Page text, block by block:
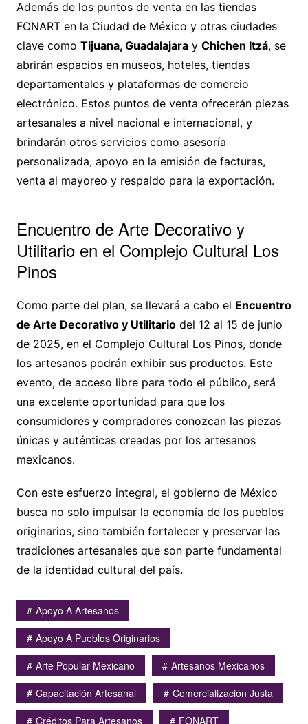
Además de los puntos de venta en las tiendas
FONART en la Ciudad de México y otras ciudades
clave como Tijuana, Guadalajaray Chichen Itzá, se
abrirán espacios en museos, hoteles, tiendas
departamentales y plataformas de comercio
electrónico. Estos puntos de venta ofrecerán piezas
artesanales a nivel nacional e internacional, y
brindarán otros servicios como asesoría
personalizada, apoyo en la emisión de facturas,
venta al mayoreo y respaldo para la exportación.
Encuentro de Arte Decorativo y
Utilitario en el Complejo Cultural Los
Pinos
Como parte del plan, se llevará a cabo el Encuentro
de Arte Decorativo y Utilitariodel 12 al 15 de junio
de 2025, en el Complejo Cultural Los Pinos, donde
los artesanos podrán exhibir sus productos. Este
evento, de acceso libre para todo el público, será
una excelente oportunidad para que los
consumidores y compradores conozcan las piezas
únicas y auténticas creadas por los artesanos
mexicanos.
Con este esfuerzo integral, el gobierno de México
busca no solo impulsar la economía de los pueblos
originarios, sino también fortalecer y preservar las
tradiciones artesanales que son parte fundamental
de la identidad cultural del país.
Apoyo A Artesanos
Apoyo A Pueblos Originarios
Arte Popular Mexicano
Artesanos Mexicanos
Capacitación Artesanal
Comercialización Justa
Créditos Para Artesanos
FONART